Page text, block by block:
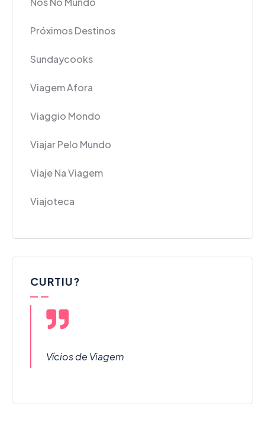
Próximos Destinos
Sundaycooks
Viagem Afora
Viaggio Mondo
Viajar Pelo Mundo
Viaje Na Viagem
Viajoteca
CURTIU?
Vícios de Viagem